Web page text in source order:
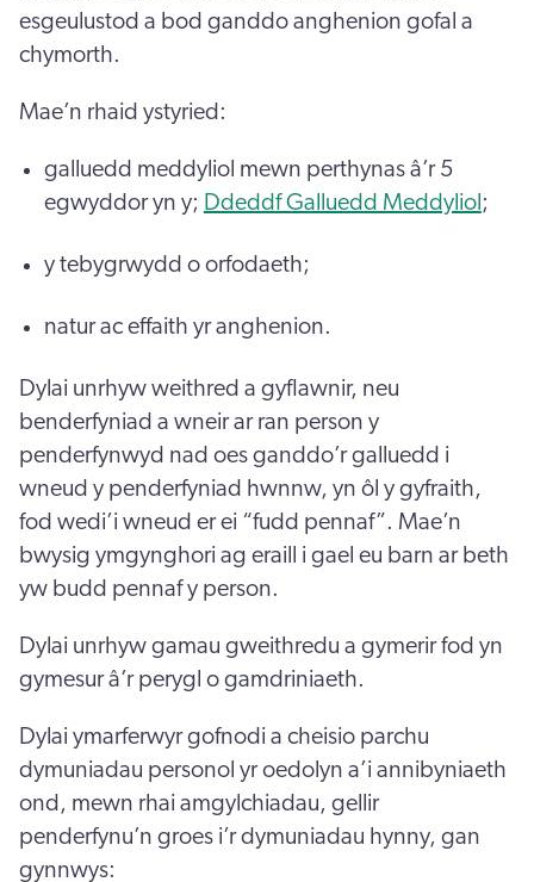
esgeulustod a bod ganddo anghenion gofal a
chymorth.
Mae’n rhaid ystyried:
galluedd meddyliol mewn perthynas â’r 5
egwyddor yn y; Ddeddf Galluedd Meddyliol ;
y tebygrwydd o orfodaeth;
natur ac effaith yr anghenion.
Dylai unrhyw weithred a gyflawnir, neu
benderfyniad a wneir ar ran person y
penderfynwyd nad oes ganddo’r galluedd i
wneud y penderfyniad hwnnw, yn ôl y gyfraith,
fod wedi’i wneud er ei “fudd pennaf”. Mae’n
bwysig ymgynghori ag eraill i gael eu barn ar beth
yw budd pennaf y person.
Dylai unrhyw gamau gweithredu a gymerir fod yn
gymesur â’r perygl o gamdriniaeth.
Dylai ymarferwyr gofnodi a cheisio parchu
dymuniadau personol yr oedolyn a’i annibyniaeth
ond, mewn rhai amgylchiadau, gellir
penderfynu’n groes i’r dymuniadau hynny, gan
gynnwys: